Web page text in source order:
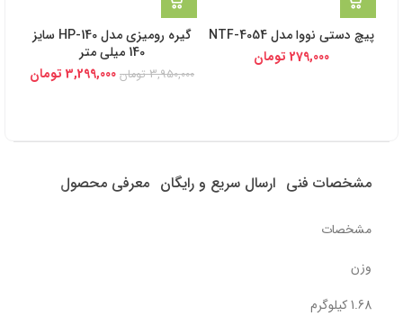
پیچ دستی نووا مدل NTF-4054
279,000 تومان
گیره رومیزی مدل HP-140 سایز
140 میلی متر
3,950,000 تومان 3,299,000 تومان
مشخصات فنی ارسال سریع و رایگان معرفی محصول
مشخصات
وزن
1.68 کیلوگرم